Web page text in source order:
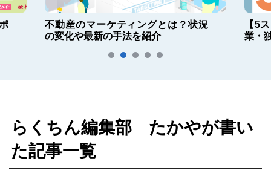
不動産のマーケティングとは？状況
の変化や最新の手法を紹介
【5
業・
らくちん編集部 たかやが書い
た記事一覧